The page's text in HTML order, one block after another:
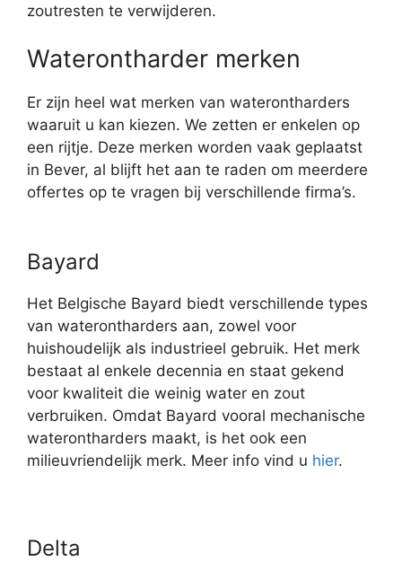
zoutresten te verwijderen.
Waterontharder merken
Er zijn heel wat merken van waterontharders
waaruit u kan kiezen. We zetten er enkelen op
een rijtje. Deze merken worden vaak geplaatst
in Bever, al blijft het aan te raden om meerdere
offertes op te vragen bij verschillende firma’s.
Bayard
Het Belgische Bayard biedt verschillende types
van waterontharders aan, zowel voor
huishoudelijk als industrieel gebruik. Het merk
bestaat al enkele decennia en staat gekend
voor kwaliteit die weinig water en zout
verbruiken. Omdat Bayard vooral mechanische
waterontharders maakt, is het ook een
milieuvriendelijk merk. Meer info vind u hier.
Delta